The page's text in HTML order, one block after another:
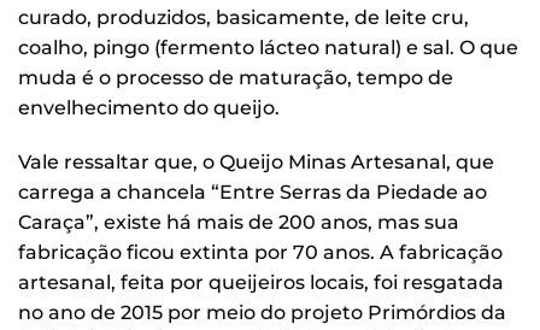
curado, produzidos, basicamente, de leite cru,
coalho, pingo (fermento lácteo natural) e sal. O que
muda é o processo de maturação, tempo de
envelhecimento do queijo.
Vale ressaltar que, o Queijo Minas Artesanal, que
carrega a chancela “Entre Serras da Piedade ao
Caraça”, existe há mais de 200 anos, mas sua
fabricação ficou extinta por 70 anos. A fabricação
artesanal, feita por queijeiros locais, foi resgatada
no ano de 2015 por meio do projeto Primórdios da